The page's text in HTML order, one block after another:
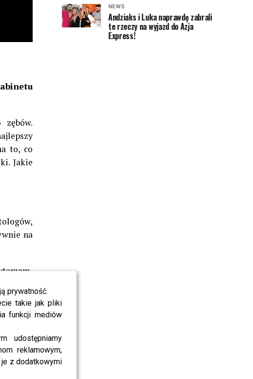
prywatność.
takie jak pliki
funkcji mediów
udostępniamy
reklamowym,
z dodatkowymi
to, co
Jakie
na
nie
jego
NEWS
Andziaks i Luka naprawdę zabrali
te rzeczy na wyjazd do Azja
Express!